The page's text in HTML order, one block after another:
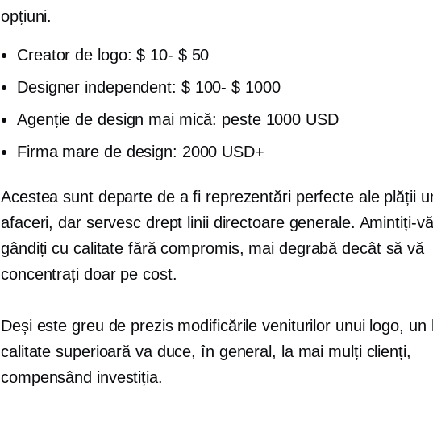
opțiuni.
Creator de logo:$ 10- $ 50
Designer independent: $ 100- $ 1000
Agenție de design mai mică: peste 1000 USD
Firma mare de design: 2000 USD+
Acestea sunt departe de a fi reprezentări perfecte ale plății
afaceri, dar servesc drept linii directoare generale. Amintiți-
gândiți cu calitate fără compromis, mai degrabă decât să vă
concentrați doar pe cost.
Deși este greu de prezis modificările veniturilor unui logo, un
calitate superioară va duce, în general, la mai mulți clienți,
compensând investiția.